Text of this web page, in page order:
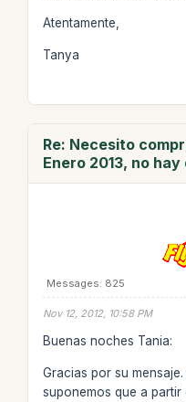
Atentamente,
Tanya
Re: Necesito
Enero 2013, no
Messages: 825
Nov 12, 2012, 10:58 PM
Buenas noches Tania:
Gracias por su
suponemos que a partir